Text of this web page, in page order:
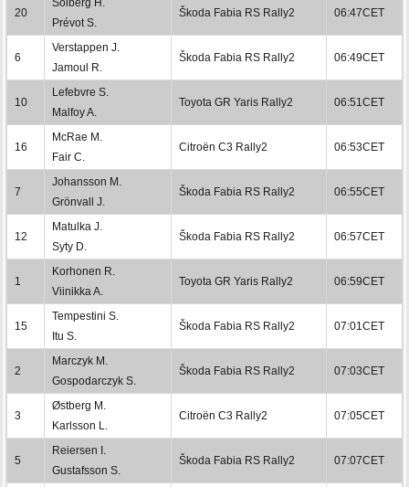
20
Solberg H.
Prévot S.
Škoda Fabia RS Rally2 06:47CET
6
Verstappen J.
Jamoul R.
Škoda Fabia RS Rally2 06:49CET
10
Lefebvre S.
Malfoy A.
Toyota GR Yaris Rally2 06:51CET
16
McRae M.
Fair C.
Citroën C3 Rally2 06:53CET
7
Johansson M.
Grönvall J.
Škoda Fabia RS Rally2 06:55CET
12
Matulka J.
Syty D.
Škoda Fabia RS Rally2 06:57CET
1
Korhonen R.
Viinikka A.
Toyota GR Yaris Rally2 06:59CET
15
Tempestini S.
Itu S.
Škoda Fabia RS Rally2 07:01CET
2
Marczyk M.
Gospodarczyk S.
Škoda Fabia RS Rally2 07:03CET
3
Østberg M.
Karlsson L.
Citroën C3 Rally2 07:05CET
5
Reiersen I.
Gustafsson S.
Škoda Fabia RS Rally2 07:07CET